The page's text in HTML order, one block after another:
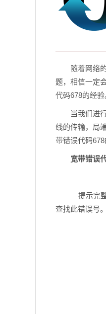
随着网络
题，相信一定
代码678的经验
当我们进
线的传输，局
带错误代码678
宽带错误
提示完
查找此错误号。